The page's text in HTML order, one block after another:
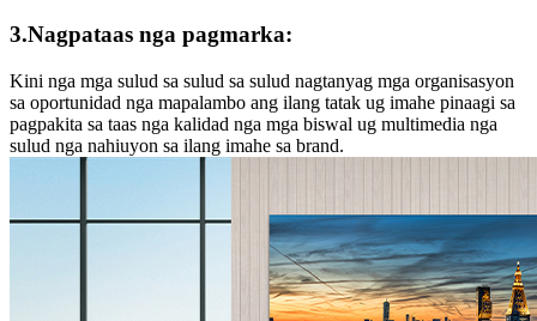
3.Nagpataas nga pagmarka:
Kini nga mga sulud sa sulud sa sulud nagtanyag mga organisasyon
sa oportunidad nga mapalambo ang ilang tatak ug imahe pinaagi sa
pagpakita sa taas nga kalidad nga mga biswal ug multimedia nga
sulud nga nahiuyon sa ilang imahe sa brand.